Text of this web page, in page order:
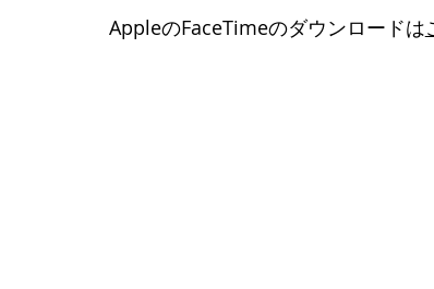
AppleのFaceTimeのダウンロードは